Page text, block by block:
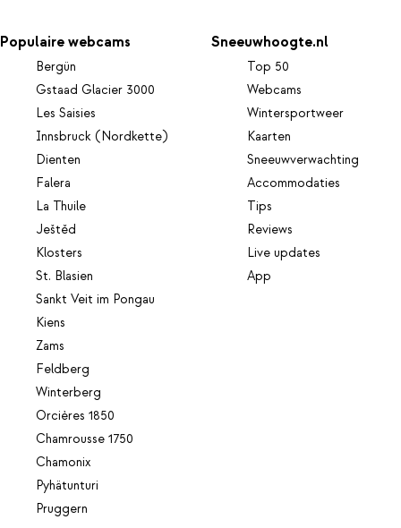
Populaire webcams
Bergün
Gstaad Glacier 3000
Les Saisies
Innsbruck (Nordkette)
Dienten
Falera
La Thuile
Ještěd
Klosters
St. Blasien
Sankt Veit im Pongau
Kiens
Zams
Feldberg
Winterberg
Orcières 1850
Chamrousse 1750
Chamonix
Pyhätunturi
Pruggern
Sneeuwhoogte.nl
Top 50
Webcams
Wintersportweer
Kaarten
Sneeuwverwachting
Accommodaties
Tips
Reviews
Live updates
App